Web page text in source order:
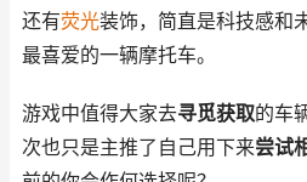
还有荧光装饰，简直是科技感和
最喜爱的一辆摩托车。
游戏中值得大家去寻觅获取的车
次也只是主推了自己用下来尝试